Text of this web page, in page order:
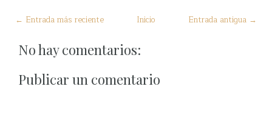
← Entrada más reciente Entrada antigua →
Inicio
No hay comentarios:
Publicar un comentario